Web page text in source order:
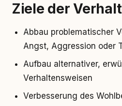
Ziele der
Abbau problematischer
Angst, Aggression oder
Aufbau alternativer,
Verhaltensweisen
Verbesserung des